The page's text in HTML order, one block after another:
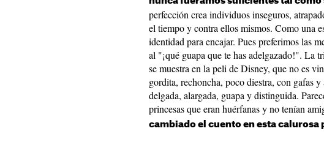
perfección crea individuos inseguros,
el tiempo y contra ellos mismos. Como una
identidad para encajar. Pues preferimos las
al "¡qué guapa que te has adelgazado!". La
se muestra en la peli de Disney, que no es
gordita, rechoncha, poco diestra, con gafas
delgada, alargada, guapa y distinguida.
princesas que eran huérfanas y no tenían
cambiado el cuento en esta calurosa